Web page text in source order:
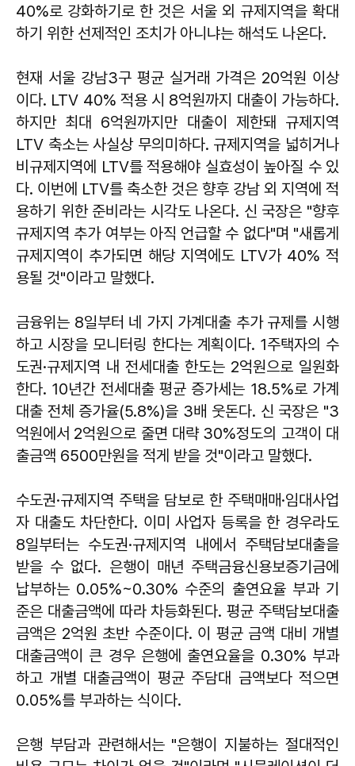
40%로 강화하기로 한 것은 서울 외 규제지역을 확대
하기 위한 선제적인 조치가 아니냐는 해석도 나온다.
현재 서울 강남3구 평균 실거래 가격은 20억원 이상
이다. LTV 40% 적용 시 8억원까지 대출이 가능하다.
하지만 최대 6억원까지만 대출이 제한돼 규제지역
LTV 축소는 사실상 무의미하다. 규제지역을 넓히거나
비규제지역에 LTV를 적용해야 실효성이 높아질 수 있
다. 이번에 LTV를 축소한 것은 향후 강남 외 지역에 적
용하기 위한 준비라는 시각도 나온다. 신 국장은 "향후
규제지역 추가 여부는 아직 언급할 수 없다"며 "새롭게
규제지역이 추가되면 해당 지역에도 LTV가 40% 적
용될 것"이라고 말했다.
금융위는 8일부터 네 가지 가계대출 추가 규제를 시행
하고 시장을 모니터링 한다는 계획이다. 1주택자의 수
도권·규제지역 내 전세대출 한도는 2억원으로 일원화
한다. 10년간 전세대출 평균 증가세는 18.5%로 가계
대출 전체 증가율(5.8%)을 3배 웃돈다. 신 국장은 "3
억원에서 2억원으로 줄면 대략 30%정도의 고객이 대
출금액 6500만원을 적게 받을 것"이라고 말했다.
수도권·규제지역 주택을 담보로 한 주택매매·임대사업
자 대출도 차단한다. 이미 사업자 등록을 한 경우라도
8일부터는 수도권·규제지역 내에서 주택담보대출을
받을 수 없다. 은행이 매년 주택금융신용보증기금에
납부하는 0.05%~0.30% 수준의 출연요율 부과 기
준은 대출금액에 따라 차등화된다. 평균 주택담보대출
금액은 2억원 초반 수준이다. 이 평균 금액 대비 개별
대출금액이 큰 경우 은행에 출연요율을 0.30% 부과
하고 개별 대출금액이 평균 주담대 금액보다 적으면
0.05%를 부과하는 식이다.
은행 부담과 관련해서는 "은행이 지불하는 절대적인